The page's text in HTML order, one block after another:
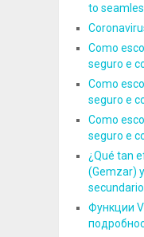
to
Como
seguro e
Como
seguro e
Como
seguro e
¿Qué tan
(Gemzar)
Функции